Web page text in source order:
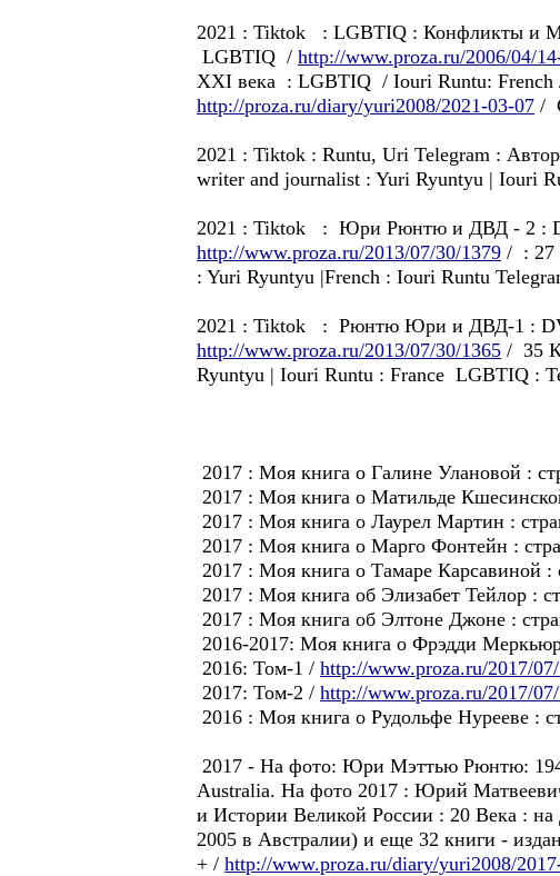
2021 : Tiktok : LGBTIQ : Конфликты и
LGBTIQ / http://www.proza.ru/2006/04/
XXI века : LGBTIQ / Iouri Runtu:
http://proza.ru/diary/yuri2008/2021-03-07 /
2021 : Tiktok : Runtu, Uri Telegram :
writer and journalist : Yuri Ryuntyu | Iouri
2021 : Tiktok : Юри Рюнтю и ДВД - 2 :
http://www.proza.ru/2013/07/30/1379 / : 27
: Yuri Ryuntyu |French : Iouri Runtu
2021 : Tiktok : Рюнтю Юри и ДВД-1 :
http://www.proza.ru/2013/07/30/1365 / 35
Ryuntyu | Iouri Runtu : France LGBTIQ :
2017 : Моя книга о Галине Улановой :
2017 : Моя книга о Матильде
2017 : Моя книга о Лаурел Мартин :
2017 : Моя книга о Марго Фонтейн :
2017 : Моя книга о Тамаре Карсавиной :
2017 : Моя книга об Элизабет Тейлор :
2017 : Моя книга об Элтоне Джоне :
2016-2017: Моя книга о Фрэдди
2016: Том-1 / http://www.proza.ru/2017/
2017: Том-2 / http://www.proza.ru/2017/
2016 : Моя книга о Рудольфе Нурееве :
2017 - На фото: Юри Мэттью Рюнтю:
Australia. На фото 2017 : Юрий
и Истории Великой России : 20 Века :
2005 в Австралии) и еще 32 книги -
+ / http://www.proza.ru/diary/yuri2008/